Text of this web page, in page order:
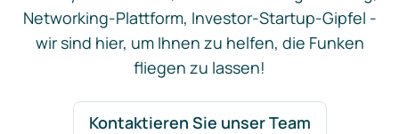
Networking-Plattform, Investor-Startup-Gipfel -
wir sind hier, um Ihnen zu helfen, die Funken
fliegen zu lassen!
Kontaktieren Sie unser Team